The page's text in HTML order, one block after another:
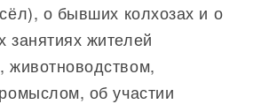
о бывших колхозах и о
занятиях жителей
животноводством,
об участии